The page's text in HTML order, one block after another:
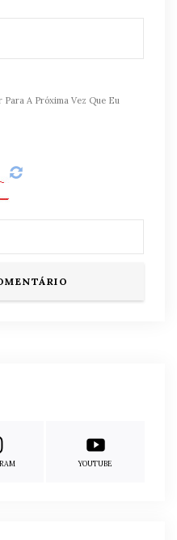
A Próxima Vez Que Eu
YOUTUBE